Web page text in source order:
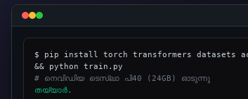
$ pip install torch transformers datasets
# നെവിഡിയ ടെസ്ലാ പി40 (24GB) ഓടുന്നു
തയ്യാര്‍.